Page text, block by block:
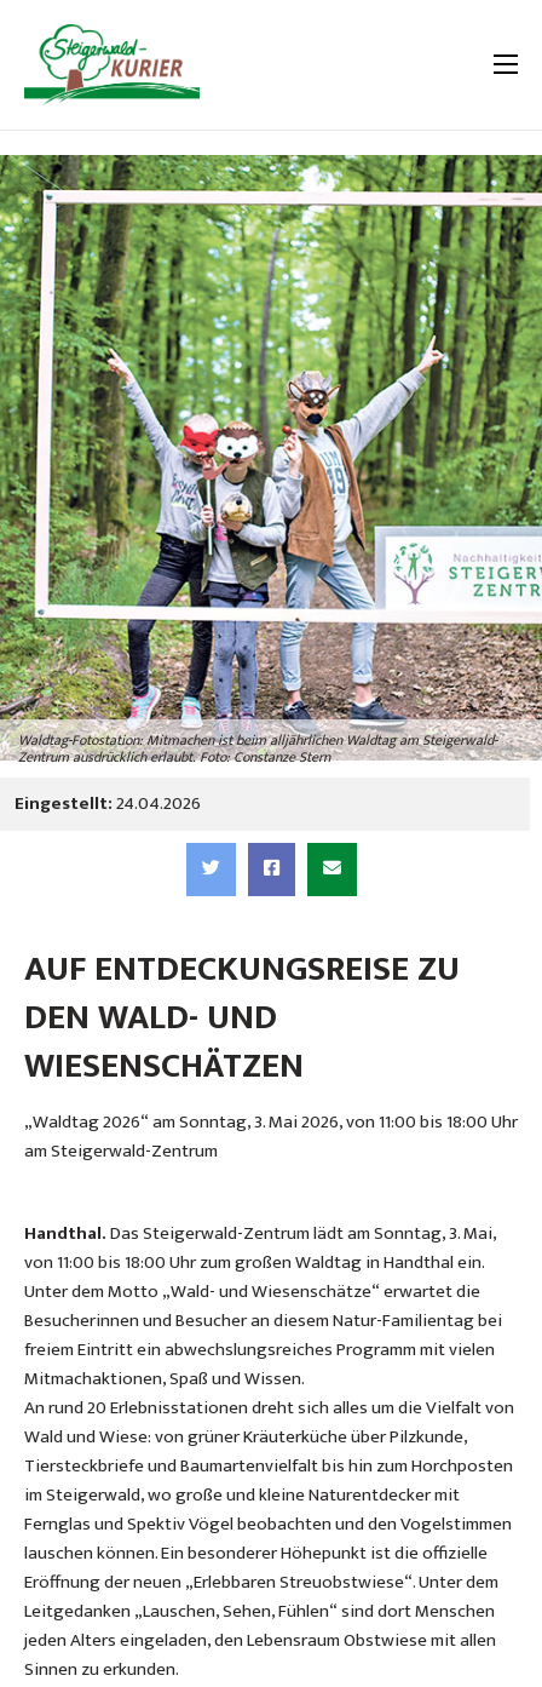
Waldtag-Fotostation: Mitmachen ist beim alljährlichen Waldtag am Steigerwald-
Zentrum ausdrücklich erlaubt. Foto: Constanze Stern
Eingestellt:24.04.2026
AUF ENTDECKUNGSREISE ZU
DEN WALD- UND
WIESENSCHÄTZEN
„Waldtag 2026“ am Sonntag, 3. Mai 2026, von 11:00 bis 18:00 Uhr
am Steigerwald-Zentrum
Handthal.Das Steigerwald-Zentrum lädt am Sonntag, 3. Mai,
von 11:00 bis 18:00 Uhr zum großen Waldtag in Handthal ein.
Unter dem Motto „Wald- und Wiesenschätze“ erwartet die
Besucherinnen und Besucher an diesem Natur-Familientag bei
freiem Eintritt ein abwechslungsreiches Programm mit vielen
Mitmachaktionen, Spaß und Wissen.
An rund 20 Erlebnisstationen dreht sich alles um die Vielfalt von
Wald und Wiese: von grüner Kräuterküche über Pilzkunde,
Tiersteckbriefe und Baumartenvielfalt bis hin zum Horchposten
im Steigerwald, wo große und kleine Naturentdecker mit
Fernglas und Spektiv Vögel beobachten und den Vogelstimmen
lauschen können. Ein besonderer Höhepunkt ist die offizielle
Eröffnung der neuen „Erlebbaren Streuobstwiese“. Unter dem
Leitgedanken „Lauschen, Sehen, Fühlen“ sind dort Menschen
jeden Alters eingeladen, den Lebensraum Obstwiese mit allen
Sinnen zu erkunden.